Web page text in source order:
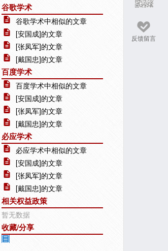
反馈留言
谷歌学术
谷歌学术中相似的文章
[安国成]的文章
[张凤军]的文章
[戴国忠]的文章
百度学术
百度学术中相似的文章
[安国成]的文章
[张凤军]的文章
[戴国忠]的文章
必应学术
必应学术中相似的文章
[安国成]的文章
[张凤军]的文章
[戴国忠]的文章
相关权益政策
暂无数据
收藏/分享